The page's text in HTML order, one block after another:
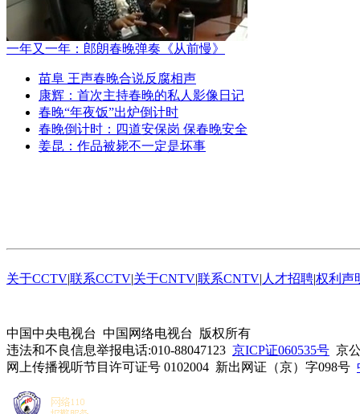
一年又一年：郎朗春晚弹奏《从前慢》
苗阜 王声春晚合说反腐相声
康辉：首次主持春晚的私人影像日记
春晚“年夜饭”出炉倒计时
春晚倒计时：四道安保岗 保春晚安全
姜昆：作品被毙不一定是坏事
关于CCTV|联系CCTV|关于CNTV|联系CNTV| 人才招聘|权利声
中国中央电视台 中国网络电视台 版权所有
违法和不良信息举报电话:010-88047123 京ICP证060535号 京
网上传播视听节目许可证号 0102004 新出网证（京）字098号